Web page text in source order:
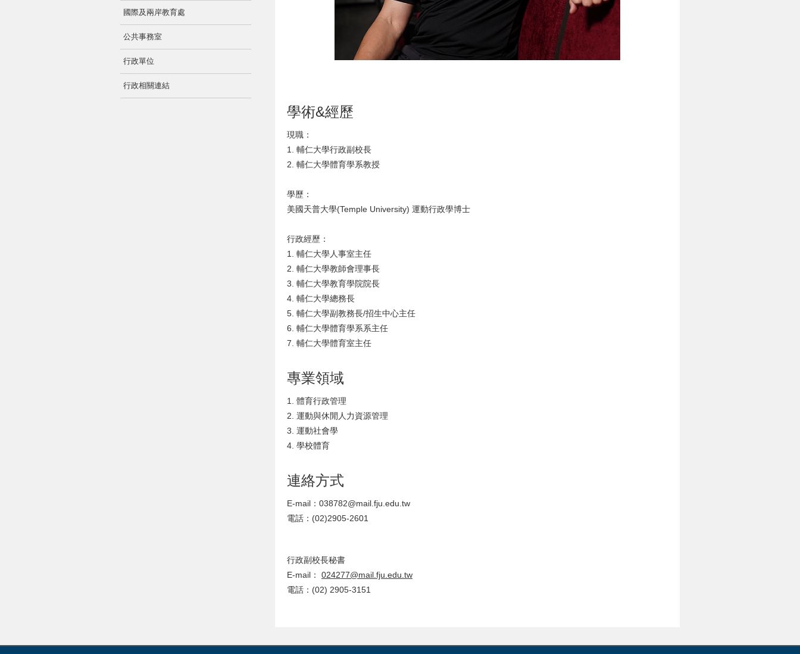
國際及兩岸教育處
公共事務室
行政單位
行政相關連結
學術&經歷
現職：
1. 輔仁大學行政副校長
2. 輔仁大學體育學系教授
學歷：
美國天普大學(Temple University) 運動行政學博士
行政經歷：
1. 輔仁大學人事室主任
2. 輔仁大學教師會理事長
3. 輔仁大學教育學院院長
4. 輔仁大學總務長
5. 輔仁大學副教務長/招生中心主任
6. 輔仁大學體育學系系主任
7. 輔仁大學體育室主任
專業領域
1. 體育行政管理
2. 運動與休閒人力資源管理
3. 運動社會學
4. 學校體育
連絡方式
E-mail：038782@mail.fju.edu.tw
電話：(02)2905-2601
行政副校長秘書
E-mail： 024277@mail.fju.edu.tw
電話：(02) 2905-3151